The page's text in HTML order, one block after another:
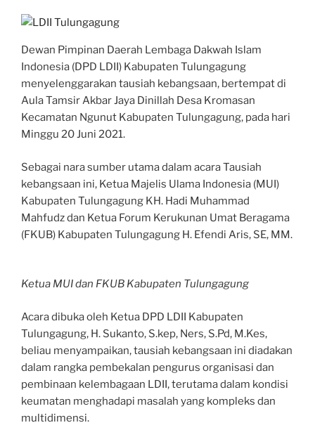
Dewan Pimpinan Daerah Lembaga Dakwah Islam
Indonesia (DPD LDII) Kabupaten Tulungagung
menyelenggarakan tausiah kebangsaan, bertempat di
Aula Tamsir Akbar Jaya Dinillah Desa Kromasan
Kecamatan Ngunut Kabupaten Tulungagung, pada hari
Minggu 20 Juni 2021.
Sebagai nara sumber utama dalam acara Tausiah
kebangsaan ini, Ketua Majelis Ulama Indonesia (MUI)
Kabupaten Tulungagung KH. Hadi Muhammad
Mahfudz dan Ketua Forum Kerukunan Umat Beragama
(FKUB) Kabupaten Tulungagung H. Efendi Aris, SE, MM.
Ketua MUI dan FKUB Kabupaten Tulungagung
Acara dibuka oleh Ketua DPD LDII Kabupaten
Tulungagung, H. Sukanto, S.kep, Ners, S.Pd, M.Kes,
beliau menyampaikan, tausiah kebangsaan ini diadakan
dalam rangka pembekalan pengurus organisasi dan
pembinaan kelembagaan LDII, terutama dalam kondisi
keumatan menghadapi masalah yang kompleks dan
multidimensi.